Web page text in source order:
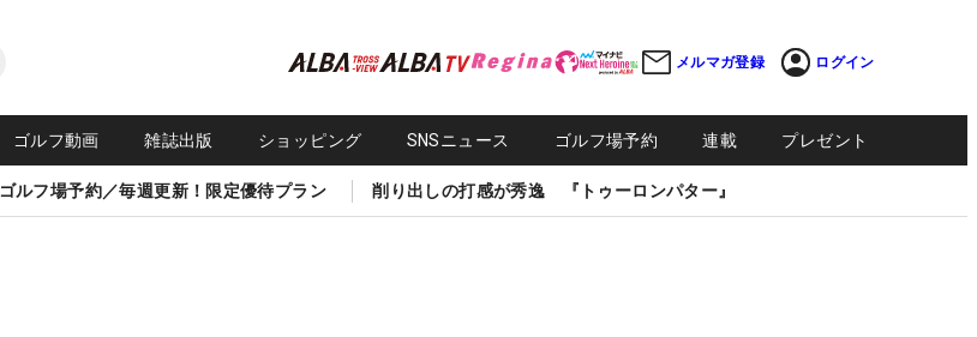
メルマガ登録 ログイン
ゴルフ動画 雑誌出版 ショッピング SNSニュース ゴルフ場予約 連載 プレゼント
ゴルフ場予約／毎週更新！限定優待プラン 削り出しの打感が秀逸 『トゥーロンパター』